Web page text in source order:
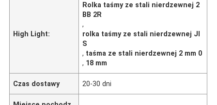
High Light:
Rolka taśmy ze stali nierdzewnej 2
BB 2R
,
rolka taśmy ze stali nierdzewnej JI
S
, taśma ze stali nierdzewnej 2 mm 0
, 18 mm
Czas dostawy 20-30 dni